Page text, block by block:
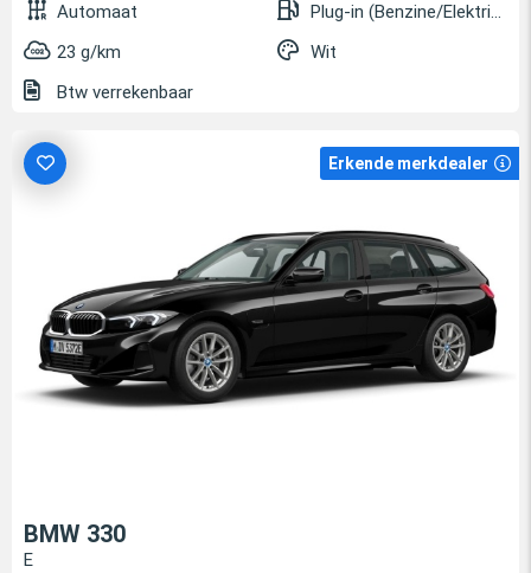
Automaat
Plug-in (Benzine/Elektrisch)
23 g/km
Wit
Btw verrekenbaar
Erkende merkdealer
BMW 330
E